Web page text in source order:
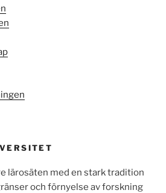
lärosäten med en stark tradition
och förnyelse av forskning